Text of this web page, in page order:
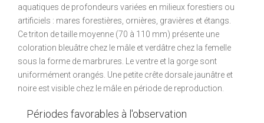
aquatiques de profondeurs variées en milieux forestiers ou
artificiels : mares forestières, ornières, gravières et étangs.
Ce triton de taille moyenne (70 à 110 mm) présente une
coloration bleuâtre chez le mâle et verdâtre chez la femelle
sous la forme de marbrures. Le ventre et la gorge sont
uniformément orangés. Une petite crête dorsale jaunâtre et
noire est visible chez le mâle en période de reproduction.
Périodes favorables à l'observation